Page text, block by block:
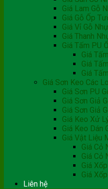
Giá Lam Gỗ
Giá Gỗ Ốp
Giá Vỉ Gỗ
Giá Thanh
Giá Tấm PU
Giá
Giá
Giá
Giá Sơn Keo Các
Giá Sơn PU
Giá Sơn Giả
Giá Sơn Giả
Giá Keo Xử
Giá Keo Dán
Giá Vật Liệu
Giá Cỏ
Giá Cỏ
Giá
Giá
Liên hệ